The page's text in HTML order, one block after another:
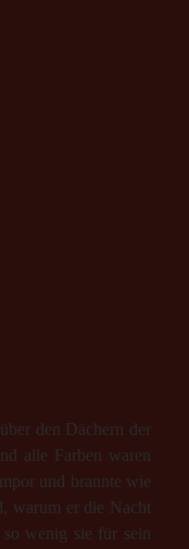
den Dächern der
alle Farben waren
und brannte wie
warum er die Nacht
wenig sie für sein